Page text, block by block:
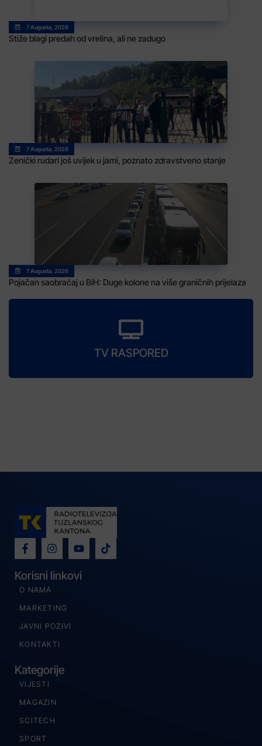
7 Augusta, 2026
Stiže blagi predah od vrelina, ali ne zadugo
7 Augusta, 2026
Zenički rudari još uvijek u jami, poznato zdravstveno stanje
7 Augusta, 2026
Pojačan saobraćaj u BiH: Duge kolone na više graničnih prijelaza
TV RASPORED
Korisni linkovi
O NAMA
MARKETING
JAVNI POZIVI
KONTAKTI
Kategorije
VIJESTI
MAGAZIN
SCITECH
SPORT